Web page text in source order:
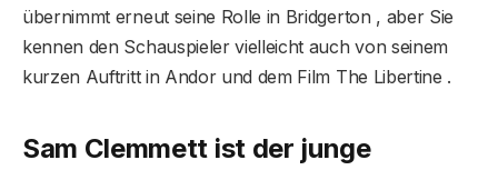
übernimmt erneut seine Rolle in Bridgerton , aber Sie
kennen den Schauspieler vielleicht auch von seinem
kurzen Auftritt in Andor und dem Film The Libertine .
Sam Clemmett ist der junge